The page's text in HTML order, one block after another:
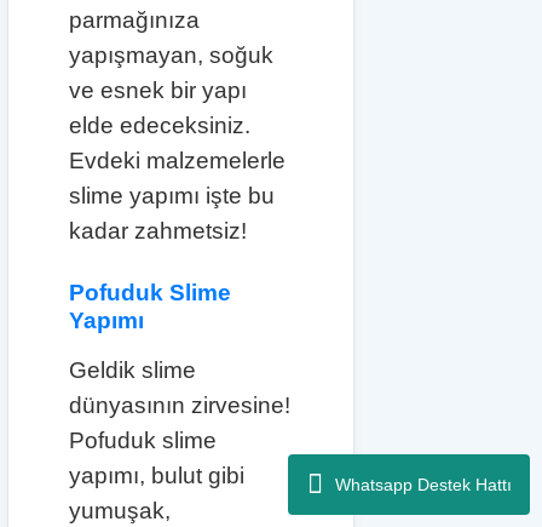
Whatsapp Destek Hattı
parmağınıza
yapışmayan, soğuk
ve esnek bir yapı
elde edeceksiniz.
Evdeki malzemelerle
slime yapımı işte bu
kadar zahmetsiz!
Pofuduk Slime
Yapımı
Geldik slime
dünyasının zirvesine!
Pofuduk slime
yapımı, bulut gibi
yumuşak,